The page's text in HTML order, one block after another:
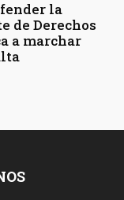
la
de Derechos
a marchar